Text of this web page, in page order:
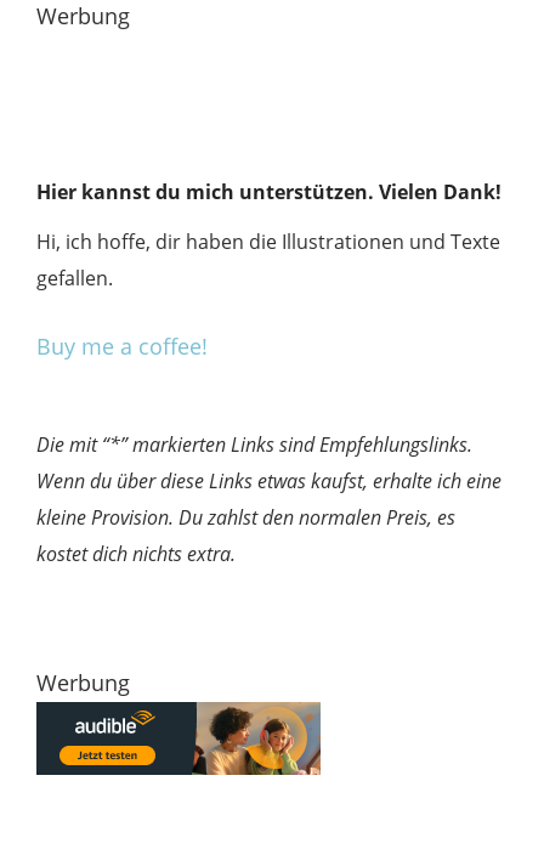
Werbung
Hier kannst du mich unterstützen. Vielen Dank!
Hi, ich hoffe, dir haben die Illustrationen und Texte
gefallen.
Buy me a coffee!
Die mit “*” markierten Links sind Empfehlungslinks.
Wenn du über diese Links etwas kaufst, erhalte ich eine
kleine Provision. Du zahlst den normalen Preis, es
kostet dich nichts extra.
Werbung